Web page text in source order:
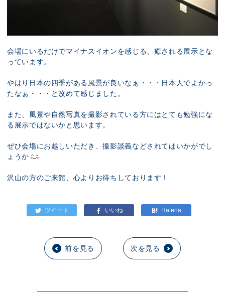
会場にいるだけでマイナスイオンを感じる、癒される展示とな
っています。
やはり日本の四季がある風景が良いなぁ・・・日本人でよかっ
たなぁ・・・と改めて感じました。
また、風景や自然写真を撮影されている方にはとても勉強にな
る展示ではないかと思います。
ぜひ会場にお越しいただき、撮影談義などされてはいかがでし
ょうか
沢山の方のご来館、心よりお待ちしております！
前を見る 次を見る